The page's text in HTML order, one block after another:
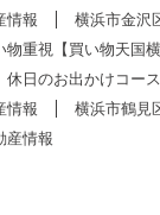
情報
横浜市金沢
物重視【買い物天国
休日のお出かけコー
情報
横浜市鶴見
産情報